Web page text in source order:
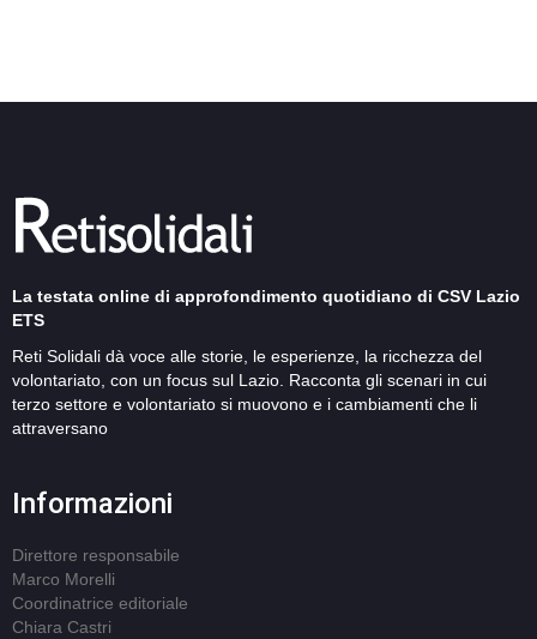
La testata online di approfondimento quotidiano di CSV Lazio
ETS
Reti Solidali dà voce alle storie, le esperienze, la ricchezza del
volontariato, con un focus sul Lazio. Racconta gli scenari in cui
terzo settore e volontariato si muovono e i cambiamenti che li
attraversano
Informazioni
Direttore responsabile
Marco Morelli
Coordinatrice editoriale
Chiara Castri